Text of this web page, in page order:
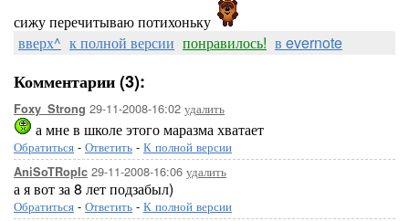
сижу перечитываю потихоньку
вверх^ к полной версии понравилось! в evernote
Комментарии (3):
Foxy_Strong 29-11-2008-16:02 удалить
а мне в школе этого маразма хватает
Обратиться - Ответить - К полной версии
AniSoTRopIc 29-11-2008-16:06 удалить
а я вот за 8 лет подзабыл)
Обратиться - Ответить - К полной версии